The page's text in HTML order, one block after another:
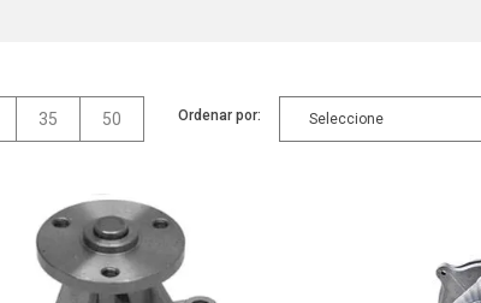
35 50 Ordenar por: